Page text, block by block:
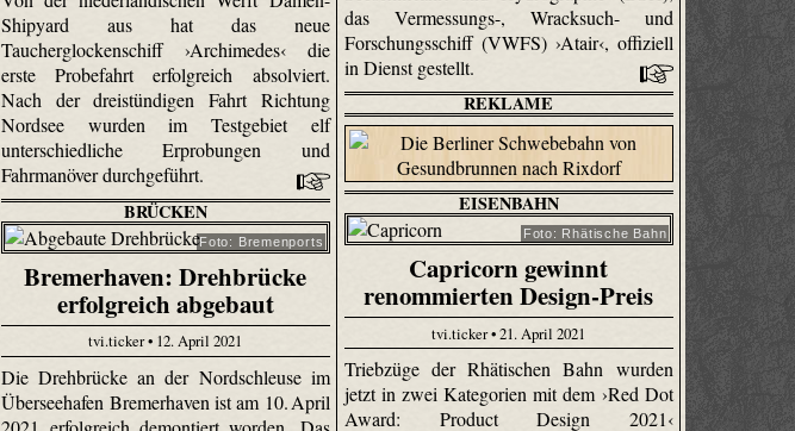
Shipyard aus hat das neue
Taucherglockenschiff ›Archimedes‹ die
erste Probefahrt erfolgreich absolviert.
Nach der dreistündigen Fahrt Richtung
Nordsee wurden im Testgebiet elf
unterschiedliche Erprobungen und
Fahrmanöver durchgeführt.
das Vermessungs-, Wracksuch- und
Forschungsschiff (VWFS) ›Atair‹, offiziell
in Dienst gestellt.
REKLAME
EISENBAHN
Foto: Rhätische Bahn
Capricorn gewinnt
renommierten Design-Preis
tvi.ticker • 21. April 2021
Triebzüge der Rhätischen Bahn wurden
jetzt in zwei Kategorien mit dem ›Red Dot
Award: Product Design 2021‹
BRÜCKEN
Foto: Bremenports
Bremerhaven: Drehbrücke
erfolgreich abgebaut
tvi.ticker • 12. April 2021
Die Drehbrücke an der Nordschleuse im
Überseehafen Bremerhaven ist am 10. April